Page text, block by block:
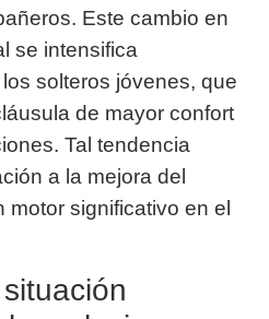
Este cambio en
se intensifica
solteros jóvenes, que
de mayor confort
Tal tendencia
a la mejora del
motor significativo en el